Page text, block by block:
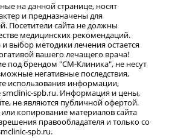
на данной странице, носят
и предназначены для
Посетители сайта не должны
медицинских рекомендаций.
выбор методики лечения остается
вашего лечащего врача!
под брендом "СМ-Клиника", не несут
негативные последствия,
использования информации,
smclinic-spb.ru. Информация и цены,
не являются публичной офертой.
копирование материалов сайта
правообладателя и только со
spb.ru.